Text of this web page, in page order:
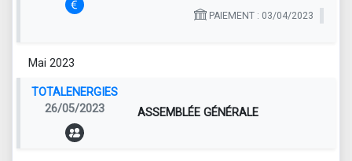
PAIEMENT : 03/04/2023
Mai 2023
TOTALENERGIES
26/05/2023
ASSEMBLÉE GÉNÉRALE